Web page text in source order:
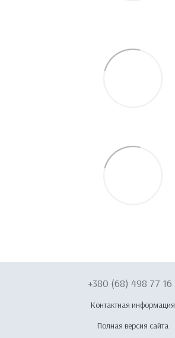
+380 (68) 498 77 16
Контактная информация
Полная версия сайта